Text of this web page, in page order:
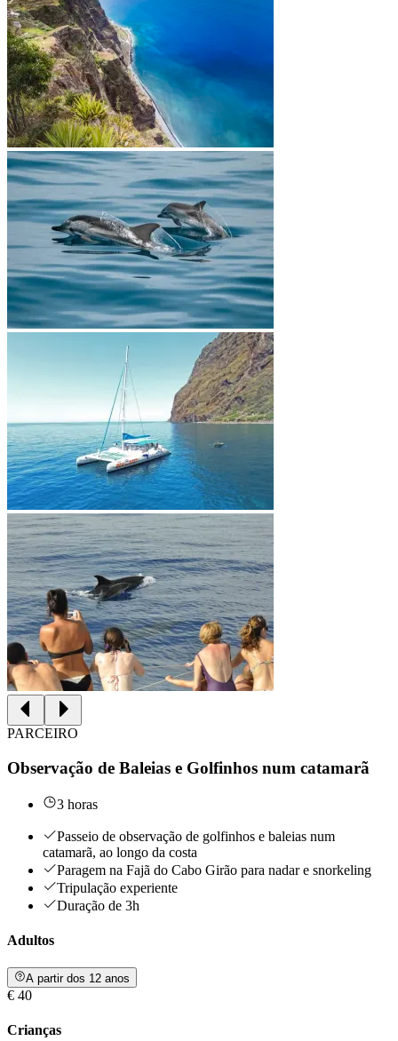
PARCEIRO
Observação de Baleias e Golfinhos num catamarã
3 horas
Passeio de observação de golfinhos e baleias num
catamarã, ao longo da costa
Paragem na Fajã do Cabo Girão para nadar e snorkeling
Tripulação experiente
Duração de 3h
Adultos
A partir dos 12 anos
€ 40
Crianças